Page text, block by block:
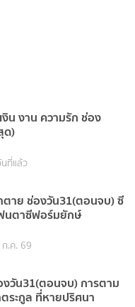
งิน งาน ความรัก ช่อง
ด)
ที่แล้ว
ตาย ช่องวัน31(ตอนจบ) ซี
นตาซีฟอร์มยักษ์
.ค. 69
งวัน31(ตอนจบ) การตาม
ตระกูล ที่หายปริศนา